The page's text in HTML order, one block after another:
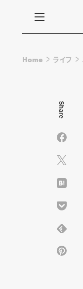
Home ライフ
Share